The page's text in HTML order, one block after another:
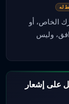
له
الخاص، أو
وليس
على إشعار